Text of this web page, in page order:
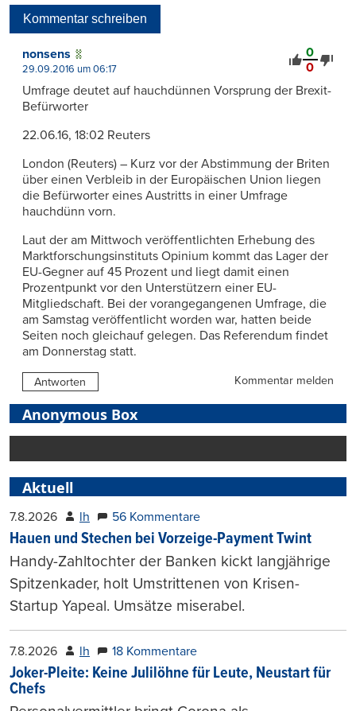
Kommentar schreiben
0
0
nonsens
29.09.2016 um 06:17
Umfrage deutet auf hauchdünnen Vorsprung der Brexit-
Befürworter
22.06.16, 18:02 Reuters
London (Reuters) – Kurz vor der Abstimmung der Briten
über einen Verbleib in der Europäischen Union liegen
die Befürworter eines Austritts in einer Umfrage
hauchdünn vorn.
Laut der am Mittwoch veröffentlichten Erhebung des
Marktforschungsinstituts Opinium kommt das Lager der
EU-Gegner auf 45 Prozent und liegt damit einen
Prozentpunkt vor den Unterstützern einer EU-
Mitgliedschaft. Bei der vorangegangenen Umfrage, die
am Samstag veröffentlicht worden war, hatten beide
Seiten noch gleichauf gelegen. Das Referendum findet
am Donnerstag statt.
Antworten Kommentar melden
Anonymous Box
Aktuell
7.8.2026 lh 56 Kommentare
Hauen und Stechen bei Vorzeige-Payment Twint
Handy-Zahltochter der Banken kickt langjährige
Spitzenkader, holt Umstrittenen von Krisen-
Startup Yapeal. Umsätze miserabel.
7.8.2026 lh 18 Kommentare
Joker-Pleite: Keine Julilöhne für Leute, Neustart für
Chefs